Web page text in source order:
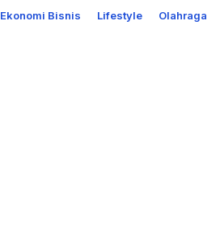
Ekonomi Bisnis Lifestyle Olahraga